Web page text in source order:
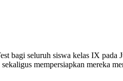
bagi seluruh siswa kelas IX pada
mempersiapkan mereka